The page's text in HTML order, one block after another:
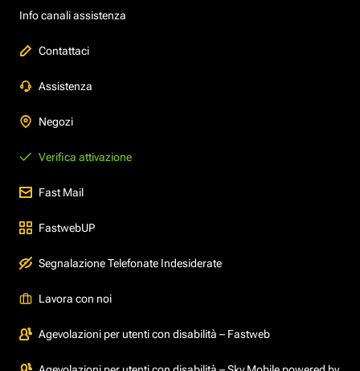
Info canali assistenza
Contattaci
Assistenza
Negozi
Verifica attivazione
Fast Mail
FastwebUP
Segnalazione Telefonate Indesiderate
Lavora con noi
Agevolazioni per utenti con disabilità – Fastweb